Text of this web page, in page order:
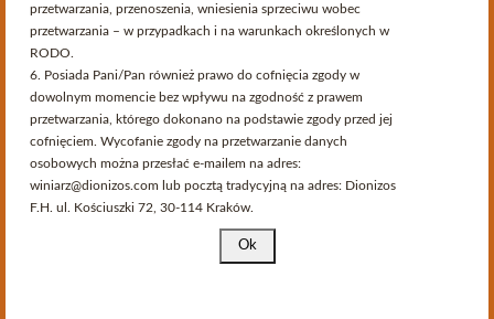
Ostatnio na blogu
Roczniki
przetwarzania, przenoszenia, wniesienia sprzeciwu wobec
przetwarzania – w przypadkach i na warunkach określonych w
RODO.
6. Posiada Pani/Pan również prawo do cofnięcia zgody w
dowolnym momencie bez wpływu na zgodność z prawem
przetwarzania, którego dokonano na podstawie zgody przed jej
cofnięciem. Wycofanie zgody na przetwarzanie danych
osobowych można przesłać e-mailem na adres:
winiarz@dionizos.com lub pocztą tradycyjną na adres: Dionizos
F.H. ul. Kościuszki 72, 30-114 Kraków.
7. Ma Pani/Pan prawo wniesienia skargi do Prezesa Urzędu
Ochrony Danych Osobowych, gdy uzna Pani/Pan, iż